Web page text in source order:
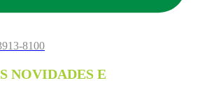
8100
NOVIDADES E